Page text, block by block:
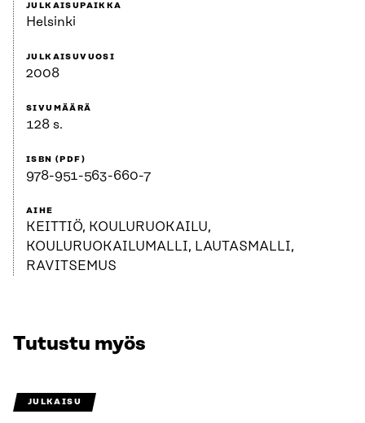
JULKAISUPAIKKA
Helsinki
JULKAISUVUOSI
2008
SIVUMÄÄRÄ
128 s.
ISBN (PDF)
978-951-563-660-7
AIHE
KEITTIÖ, KOULURUOKAILU,
KOULURUOKAILUMALLI, LAUTASMALLI,
RAVITSEMUS
Tutustu myös
JULKAISU